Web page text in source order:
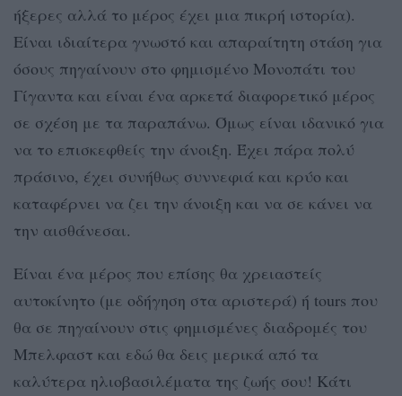
ήξερες αλλά το μέρος έχει μια πικρή ιστορία).
Είναι ιδιαίτερα γνωστό και απαραίτητη στάση για
όσους πηγαίνουν στο φημισμένο Μονοπάτι του
Γίγαντα και είναι ένα αρκετά διαφορετικό μέρος
σε σχέση με τα παραπάνω. Όμως είναι ιδανικό για
να το επισκεφθείς την άνοιξη. Έχει πάρα πολύ
πράσινο, έχει συνήθως συννεφιά και κρύο και
καταφέρνει να ζει την άνοιξη και να σε κάνει να
την αισθάνεσαι.
Είναι ένα μέρος που επίσης θα χρειαστείς
αυτοκίνητο (με οδήγηση στα αριστερά) ή tours που
θα σε πηγαίνουν στις φημισμένες διαδρομές του
Μπελφαστ και εδώ θα δεις μερικά από τα
καλύτερα ηλιοβασιλέματα της ζωής σου! Κάτι